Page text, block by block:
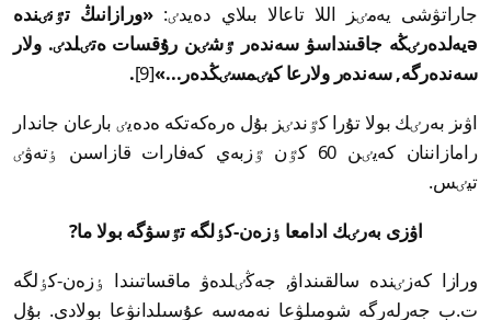
جاراتۋشى يەمٸز اللا تاعالا بىلاي دەيدٸ:«ورازانىڭ تٷنٸندە
əيەلدەرٸڭە جاقىنداسۋ سەندەر ٷشٸن رۇقسات ەتٸلدٸ. ولار
سەندەرگە, سەندەر ولارعا كيٸمسٸڭدەر...»[9]
.
اۋىز بەرٸك بولا تۇرا كٷندٸز بۇل ەرەكەتكە ەدەيٸ بارعان جاندار
رامازاننان كەيٸن 60 كٷن ٷزبەي كەفارات قازاسىن ٶتەۋٸ
تيٸس.
اۋزى بەرٸك ادامعا ٶزەن-كٶلگە تٷسۋگە بولا ما?
ورازا كەزٸندە سالقىنداۋ, جەڭٸلدەۋ ماقساتىندا ٶزەن-كٶلگە
ت.ب جەرلەرگە شومىلۋعا نەمەسە عۇسىلدانۋعا بولادى. بۇل